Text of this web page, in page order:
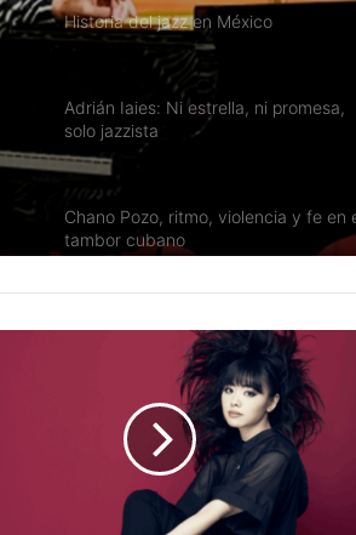
Adrián Iaies: Ni estrella, ni promesa,
Chano Pozo, ritmo, violencia y fe en el
Toninho Horta: una vida dedicada al
jazz y la guitarra brasileña
Gato Barbieri jazz argentino y el